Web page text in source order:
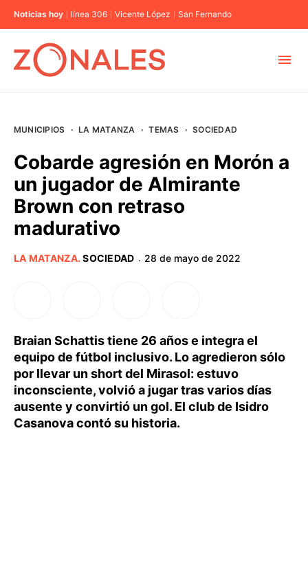
Noticias hoy línea 306 Vicente López San Fernando
BUENOS AIRES
PROVINCIAS
MUNICIPIOS · LA MATANZA · TEMAS · SOCIEDAD
Cobarde agresión en Morón a
un jugador de Almirante
Brown con retraso
madurativo
LA MATANZA.SOCIEDAD · 28 de mayo de 2022
Braian Schattis tiene 26 años e integra el
equipo de fútbol inclusivo. Lo agredieron sólo
por llevar un short del Mirasol: estuvo
inconsciente, volvió a jugar tras varios días
ausente y convirtió un gol. El club de Isidro
Casanova contó su historia.